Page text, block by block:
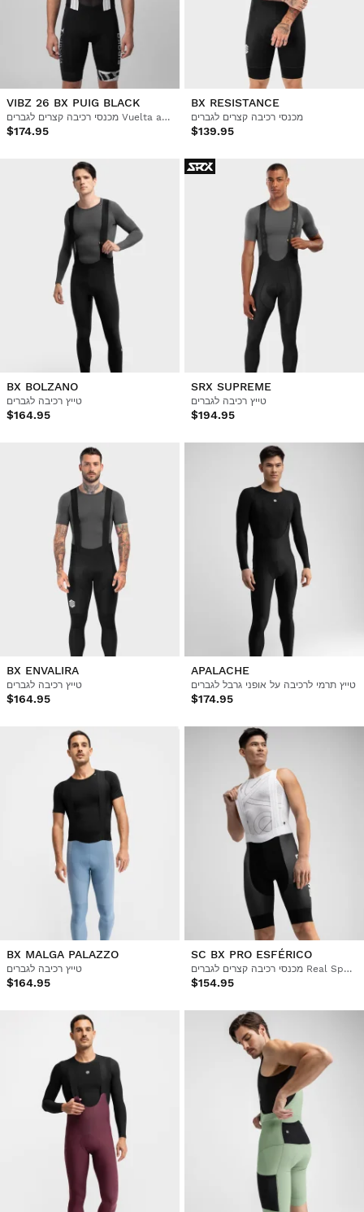
VIBZ 26 BX PUIG BLACK
מכנסי רכיבה קצרים לגברים Vuelta a Ibiza MTB x Siroko
$174.95
BX RESISTANCE
מכנסי רכיבה קצרים לגברים
$139.95
BX BOLZANO
טייץ רכיבה לגברים
$164.95
SRX SUPREME
טייץ רכיבה לגברים
$194.95
BX ENVALIRA
טייץ רכיבה לגברים
$164.95
APALACHE
טייץ תרמי לרכיבה על אופני גרבל לגברים
$174.95
BX MALGA PALAZZO
טייץ רכיבה לגברים
$164.95
SC BX PRO ESFÉRICO
מכנסי רכיבה קצרים לגברים Real Sporting de Gijón x Siroko
$154.95